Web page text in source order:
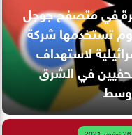
في متصفح جوجل
تستخدمها شركة
لاستهداف
في الشرق